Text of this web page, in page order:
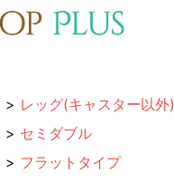
> レッグ(キャスター以外)
> セミダブル
> フラットタイプ